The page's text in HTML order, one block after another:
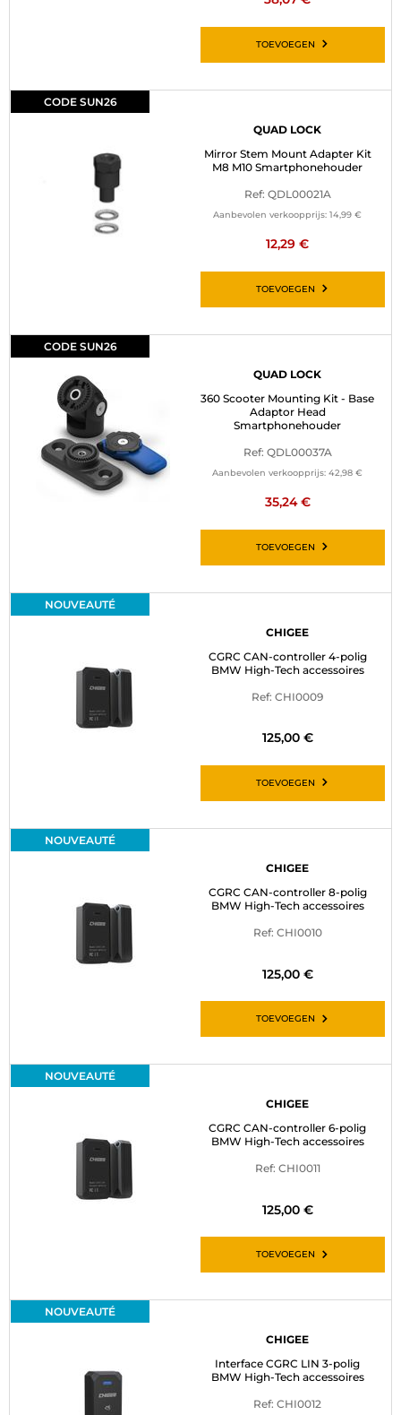
TOEVOEGEN
CODE SUN26
QUAD LOCK
Mirror Stem Mount Adapter Kit
M8 M10 Smartphonehouder
Ref: QDL00021A
Aanbevolen verkoopprijs: 14,99 €
12,29 €
TOEVOEGEN
CODE SUN26
QUAD LOCK
360 Scooter Mounting Kit - Base
Adaptor Head
Smartphonehouder
Ref: QDL00037A
Aanbevolen verkoopprijs: 42,98 €
35,24 €
TOEVOEGEN
NOUVEAUTÉ
CHIGEE
CGRC CAN-controller 4-polig
BMW High-Tech accessoires
Ref: CHI0009
125,00 €
TOEVOEGEN
NOUVEAUTÉ
CHIGEE
CGRC CAN-controller 8-polig
BMW High-Tech accessoires
Ref: CHI0010
125,00 €
TOEVOEGEN
NOUVEAUTÉ
CHIGEE
CGRC CAN-controller 6-polig
BMW High-Tech accessoires
Ref: CHI0011
125,00 €
TOEVOEGEN
NOUVEAUTÉ
CHIGEE
Interface CGRC LIN 3-polig
BMW High-Tech accessoires
Ref: CHI0012